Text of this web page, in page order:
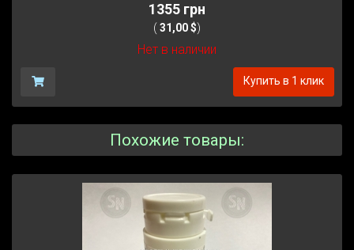
1355 грн
( 31,00 $)
Нет в наличии
Купить в 1 клик
Похожие товары: